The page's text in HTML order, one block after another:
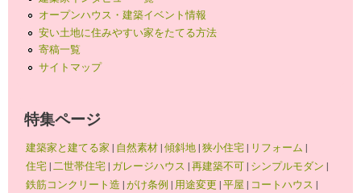
オープンハウス・建築イベント情報
安い土地に住みやすい家をたてる方法
寄稿一覧
サイトマップ
特集ページ
建築家と建てる家 | 自然素材|傾斜地|狭小住宅| リフォーム |
住宅|二世帯住宅| ガレージハウス |再建築不可| シンプルモダン |
鉄筋コンクリート造 |がけ条例 | 用途変更 |平屋 | コートハウス |